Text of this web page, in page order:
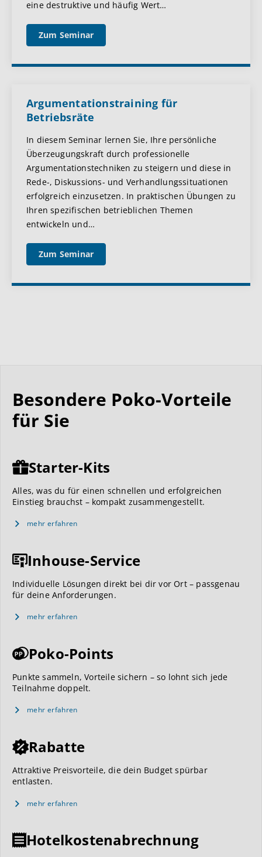
eine destruktive und häufig Wert…
Zum Seminar
Argumentationstraining für
Betriebsräte
In diesem Seminar lernen Sie, Ihre persönliche
Überzeugungskraft durch professionelle
Argumentationstechniken zu steigern und diese in
Rede-, Diskussions- und Verhandlungssituationen
erfolgreich einzusetzen. In praktischen Übungen zu
Ihren spezifischen betrieblichen Themen
entwickeln und…
Zum Seminar
Besondere Poko-Vorteile
für Sie
Starter-Kits
Alles, was du für einen schnellen und erfolgreichen
Einstieg brauchst – kompakt zusammengestellt.
mehr erfahren
Inhouse-Service
Individuelle Lösungen direkt bei dir vor Ort – passgenau
für deine Anforderungen.
mehr erfahren
Poko-Points
Punkte sammeln, Vorteile sichern – so lohnt sich jede
Teilnahme doppelt.
mehr erfahren
Rabatte
Attraktive Preisvorteile, die dein Budget spürbar
entlasten.
mehr erfahren
Hotelkostenabrechnung